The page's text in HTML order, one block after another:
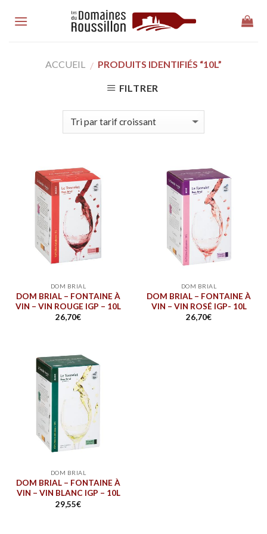
ACCUEIL / PRODUITS IDENTIFIÉS “10L”
FILTRER
DOM BRIAL
DOM BRIAL – FONTAINE À
VIN – VIN ROUGE IGP – 10L
26,70€
DOM BRIAL
DOM BRIAL – FONTAINE À
VIN – VIN ROSÉ IGP- 10L
26,70€
DOM BRIAL
DOM BRIAL – FONTAINE À
VIN – VIN BLANC IGP – 10L
29,55€